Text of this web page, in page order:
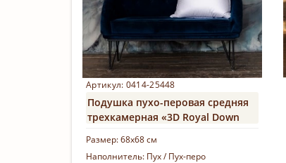
Артикул: 0414-25448
Подушка пухо-перовая средняя
трехкамерная «3D Royal Down
Размер:68х68 см
Наполнитель: Пух / Пух-перо